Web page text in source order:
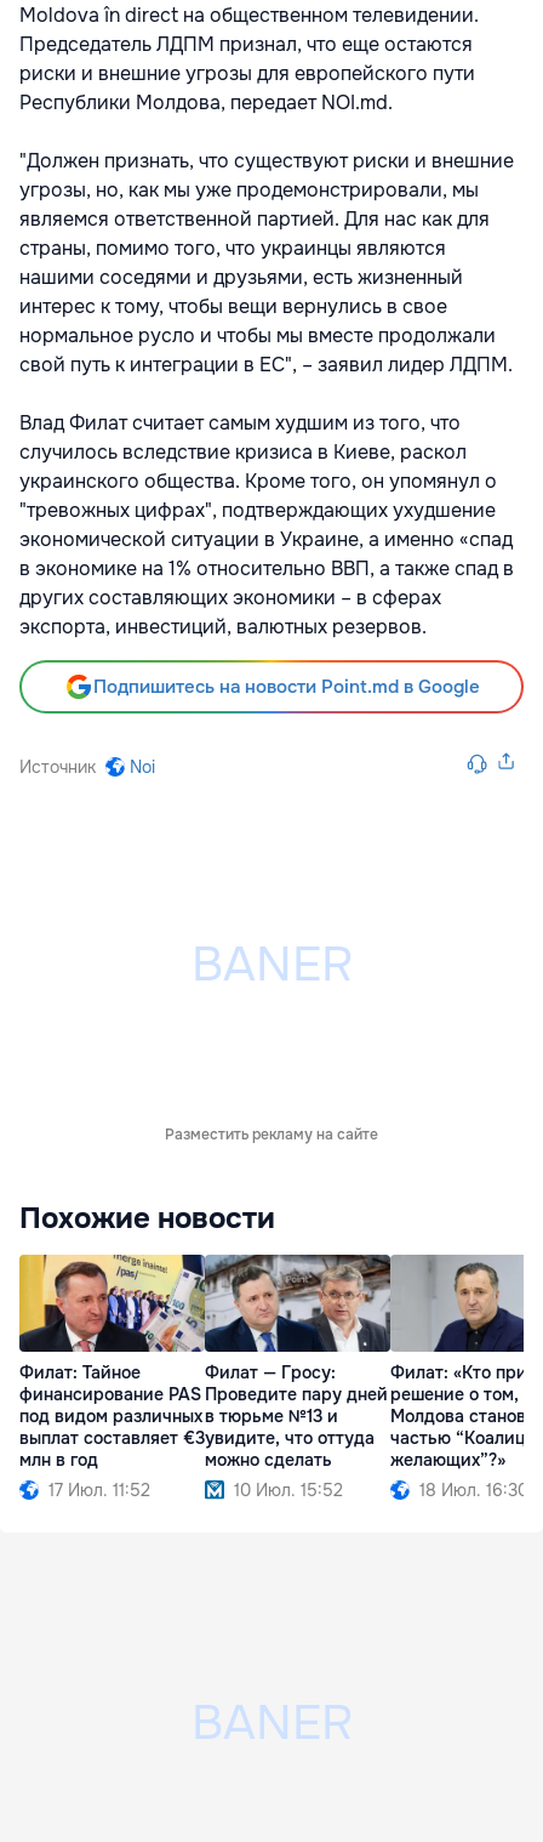
Moldova în direct на общественном телевидении.
Председатель ЛДПМ признал, что еще остаются
риски и внешние угрозы для европейского пути
Республики Молдова, передает NOI.md.
"Должен признать, что существуют риски и внешние
угрозы, но, как мы уже продемонстрировали, мы
являемся ответственной партией. Для нас как для
страны, помимо того, что украинцы являются
нашими соседями и друзьями, есть жизненный
интерес к тому, чтобы вещи вернулись в свое
нормальное русло и чтобы мы вместе продолжали
свой путь к интеграции в ЕС", – заявил лидер ЛДПМ.
Влад Филат считает самым худшим из того, что
случилось вследствие кризиса в Киеве, раскол
украинского общества. Кроме того, он упомянул о
"тревожных цифрах", подтверждающих ухудшение
экономической ситуации в Украине, а именно «спад
в экономике на 1% относительно ВВП, а также спад в
других составляющих экономики – в сферах
экспорта, инвестиций, валютных резервов.
Подпишитесь на новости Point.md в Google
Источник Noi
Разместить рекламу на сайте
Похожие новости
Филат: Тайное
финансирование PAS
под видом различных
выплат составляет €3
млн в год
17 Июл. 11:52
Филат — Гросу:
Проведите пару дней
в тюрьме №13 и
увидите, что оттуда
можно сделать
10 Июл. 15:52
Филат: «Кто
решение о том,
Молдова
частью
желающих”?»
18 Июл. 16:30